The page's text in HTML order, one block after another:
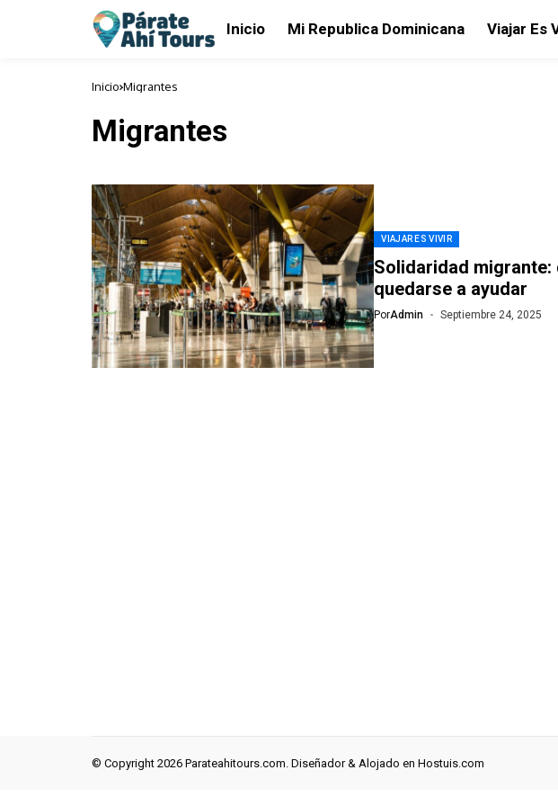
Inicio Mi Republica Dominicana Viajar Es
Inicio Migrantes
Migrantes
VIAJAR ES VIVIR
Solidaridad migrante:
quedarse a ayudar
PorAdmin Septiembre 24, 2025
© Copyright 2026 Parateahitours.com. Diseñador & Alojado en Hostuis.com